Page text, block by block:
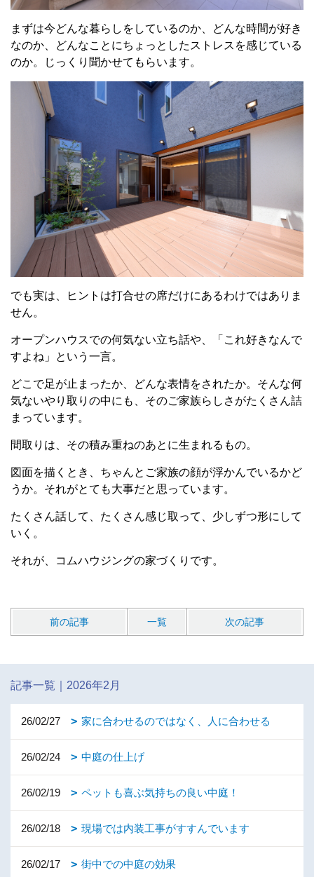
まずは今どんな暮らしをしているのか、どんな時間が好き
なのか、どんなことにちょっとしたストレスを感じている
のか。じっくり聞かせてもらいます。
でも実は、ヒントは打合せの席だけにあるわけではありま
せん。
オープンハウスでの何気ない立ち話や、「これ好きなんで
すよね」という一言。
どこで足が止まったか、どんな表情をされたか。そんな何
気ないやり取りの中にも、そのご家族らしさがたくさん詰
まっています。
間取りは、その積み重ねのあとに生まれるもの。
図面を描くとき、ちゃんとご家族の顔が浮かんでいるかど
うか。それがとても大事だと思っています。
たくさん話して、たくさん感じ取って、少しずつ形にして
いく。
それが、コムハウジングの家づくりです。
前の記事 一覧 次の記事
記事一覧｜2026年2月
26/02/27 家に合わせるのではなく、人に合わせる
26/02/24 中庭の仕上げ
26/02/19 ペットも喜ぶ気持ちの良い中庭！
26/02/18 現場では内装工事がすすんでいます
26/02/17 街中での中庭の効果